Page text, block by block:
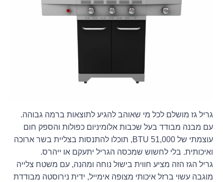
גריל גז מושלם לכל מי שאוהב להגיע לתוצאות ברמה גבוהה.
עם מבנה מבודד בעל שכבות אלומיניום כפולות והספק חום
עוצמתי של BTU 51,000, תוכלו להתנסות בצליית בשר ארוכה
ואיכותית. בלי לחשוש שמכסה הגריל יתעקם או ייהרס.
גריל הגז הזה מציע חווית בישול נוחה ומהנה, עם משטח צלייה
מוגבה עשוי ברזל איכותי מצופה אימייל, ידית נירוסטה מבודדת